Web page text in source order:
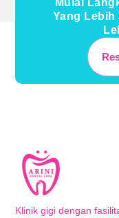
Mulai
Yang Lebih
Klinik gigi dengan